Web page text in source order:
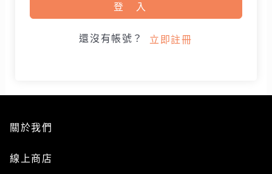
登入
還沒有帳號？ 立即註冊
關於我們
線上商店